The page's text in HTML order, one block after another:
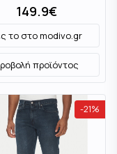
149.9€
το στοmodivo.gr
προϊόντος
-21%